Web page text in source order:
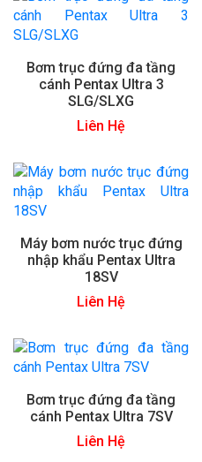
Bơm trục đứng đa tầng
cánh Pentax Ultra 3
SLG/SLXG
Liên Hệ
Máy bơm nước trục đứng
nhập khẩu Pentax Ultra
18SV
Liên Hệ
Bơm trục đứng đa tầng
cánh Pentax Ultra 7SV
Liên Hệ